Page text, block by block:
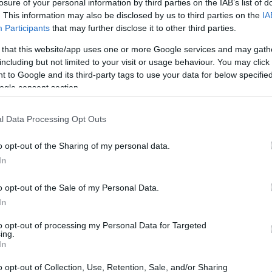
of your personal information by third parties on the IAB’s list of
This information may also be disclosed by us to third parties on the
Participants that may further disclose it to other third parties.
that this website/app uses one or more Google services and may
but not limited to your visit or usage behaviour. You may
to Google and its third-party tags to use your data for below
consent section.
Data Processing Opt Outs
opt-out of the Sharing of my personal data.
opt-out of the Sale of my Personal Data.
opt-out of processing my Personal Data for Targeted
opt-out of Collection, Use, Retention, Sale, and/or Sharing
Trump az ukrajnai háborúról: 24
órán belül elintézném
2023. május 12.